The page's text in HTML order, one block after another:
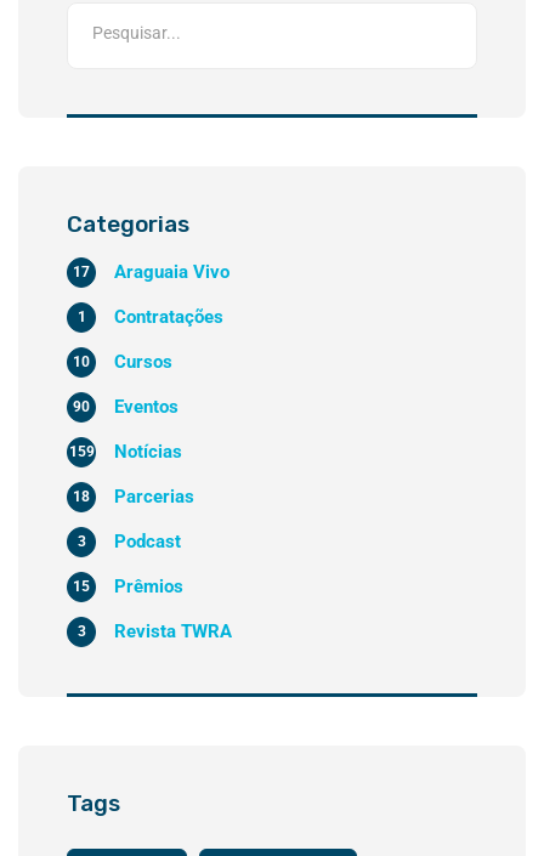
Categorias
Araguaia Vivo
17
Contratações
1
Cursos
10
Eventos
90
Notícias
159
Parcerias
18
Podcast
3
Prêmios
15
Revista TWRA
3
Tags